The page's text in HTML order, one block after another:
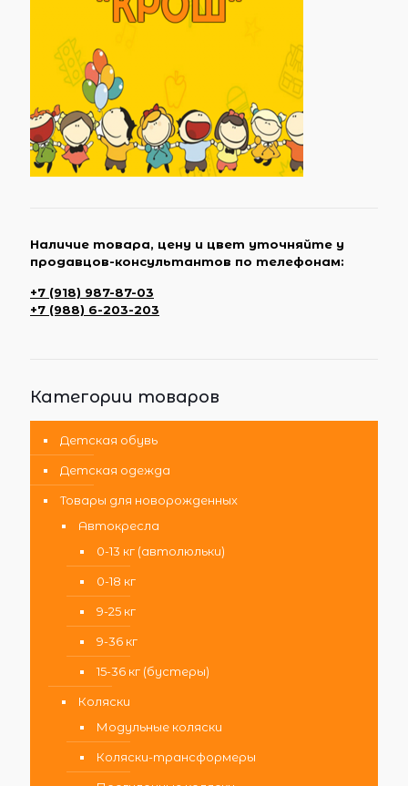
Наличие товара, цену и цвет уточняйте у
продавцов-консультантов по телефонам:
+7 (918) 987-87-03
+7 (988) 6-203-203
Категории товаров
Детская обувь
Детская одежда
Товары для новорожденных
Автокресла
0-13 кг (автолюльки)
0-18 кг
9-25 кг
9-36 кг
15-36 кг (бустеры)
Коляски
Модульные коляски
Коляски-трансформеры